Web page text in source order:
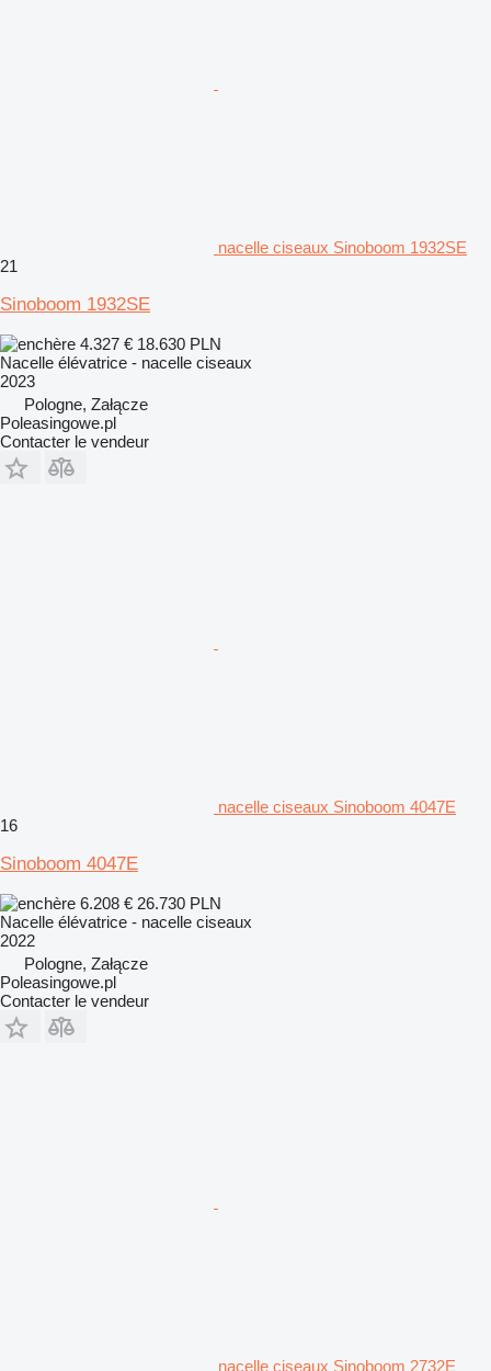
nacelle ciseaux Sinoboom 1932SE
21
Sinoboom 1932SE
4.327 € 18.630 PLN
Nacelle élévatrice - nacelle ciseaux
2023
Pologne, Załącze
Poleasingowe.pl
Contacter le vendeur
nacelle ciseaux Sinoboom 4047E
16
Sinoboom 4047E
6.208 € 26.730 PLN
Nacelle élévatrice - nacelle ciseaux
2022
Pologne, Załącze
Poleasingowe.pl
Contacter le vendeur
nacelle ciseaux Sinoboom 2732E